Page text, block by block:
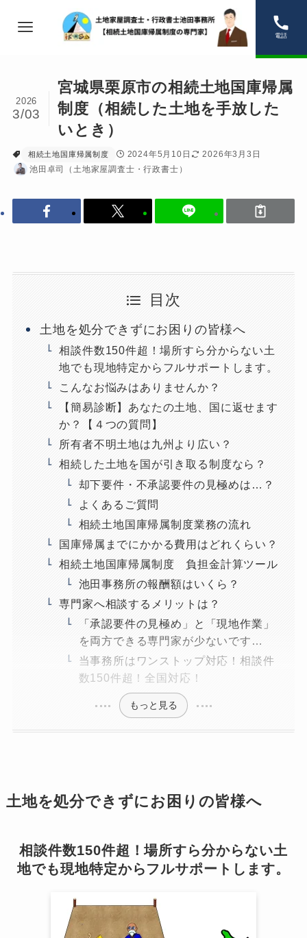
電話
宮城県栗原市の相続土地国庫帰属
制度（相続した土地を手放した
いとき）
2026
3/03
相続土地国庫帰属制度 2024年5月10日
2026年3月3日
池田卓司（土地家屋調査士・行政書士）
目次
土地を処分できずにお困りの皆様へ
相談件数150件超！場所すら分からない土
地でも現地特定からフルサポートします。
こんなお悩みはありませんか？
【簡易診断】あなたの土地、国に返せます
か？【４つの質問】
所有者不明土地は九州より広い？
相続した土地を国が引き取る制度なら？
却下要件・不承認要件の見極めは…？
よくあるご質問
相続土地国庫帰属制度業務の流れ
国庫帰属までにかかる費用はどれくらい？
相続土地国庫帰属制度 負担金計算ツール
池田事務所の報酬額はいくら？
専門家へ相談するメリットは？
「承認要件の見極め」と「現地作業」
を両方できる専門家が少ないです…
当事務所はワンストップ対応！相談件
数150件超！全国対応！
もっと見る
土地を処分できずにお困りの皆様へ
相談件数150件超！場所すら分からない土
地でも現地特定からフルサポートします。